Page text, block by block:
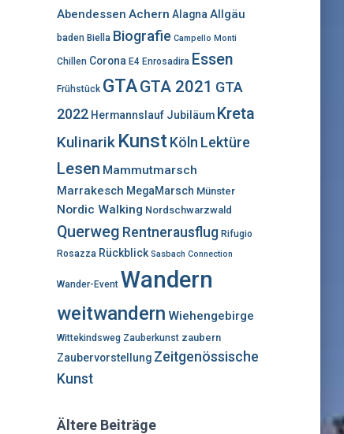
n
c
h
Abendessen Achern Alagna Allgäu
baden Biella Biografie Campello Monti
Chillen Corona E4 Enrosadira Essen
Frühstück GTAGTA 2021 GTA
2022 Hermannslauf Jubiläum Kreta
Kulinarik Kunst Köln Lektüre
Lesen Mammutmarsch
Marrakesch MegaMarsch Münster
Nordic Walking Nordschwarzwald
Querweg Rentnerausflug Rifugio
Rosazza Rückblick Sasbach Connection
Wander-Event Wandern
weitwandern Wiehengebirge
Wittekindsweg Zauberkunst zaubern
Zaubervorstellung Zeitgenössische
Kunst
Ältere Beiträge